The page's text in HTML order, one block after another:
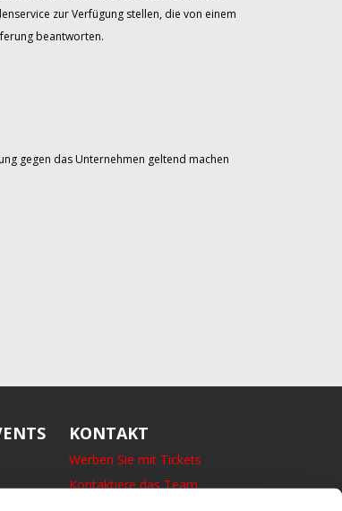
zur Verfügung stellen, die von einem
beantworten.
gegen das Unternehmen geltend machen
KONTAKT
Werben Sie mit Tickets
Kontaktiere das Team